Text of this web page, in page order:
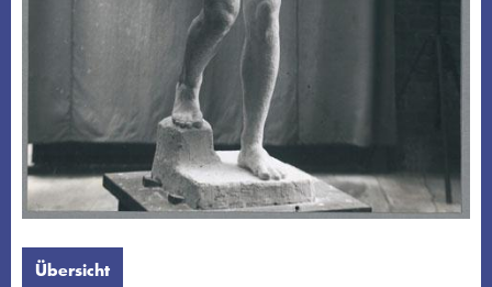
Übersicht